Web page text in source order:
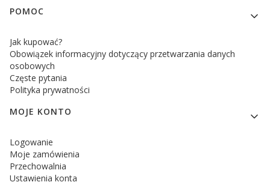
POMOC
Jak kupować?
Obowiązek informacyjny dotyczący przetwarzania danych
osobowych
Częste pytania
Polityka prywatności
MOJE KONTO
Logowanie
Moje zamówienia
Przechowalnia
Ustawienia konta